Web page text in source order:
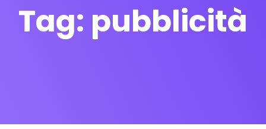
Tag: pubblicità